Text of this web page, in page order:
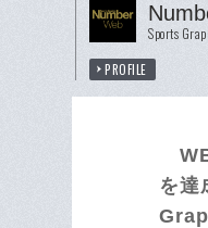
Sports
PROFILE
を達